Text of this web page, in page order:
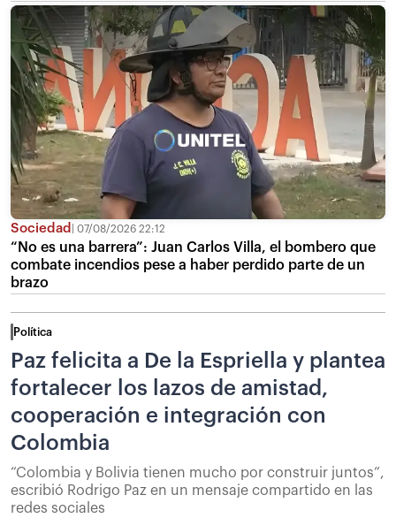
Sociedad 07/08/2026 22:12
“No es una barrera”: Juan Carlos Villa, el bombero que
combate incendios pese a haber perdido parte de un
brazo
Política
Paz felicita a De la Espriella y plantea
fortalecer los lazos de amistad,
cooperación e integración con
Colombia
“Colombia y Bolivia tienen mucho por construir juntos”,
escribió Rodrigo Paz en un mensaje compartido en las
redes sociales